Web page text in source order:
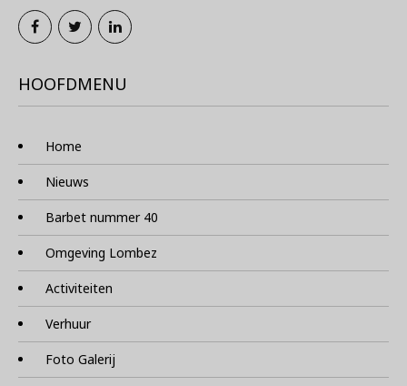
HOOFDMENU
Home
Nieuws
Barbet nummer 40
Omgeving Lombez
Activiteiten
Verhuur
Foto Galerij